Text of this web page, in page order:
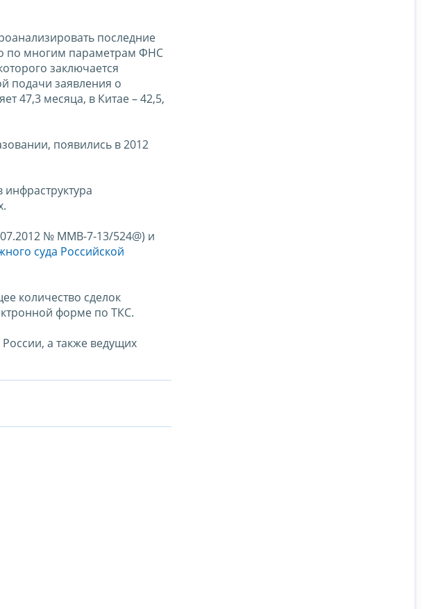
последние
по многим параметрам ФНС
заключается
подачи заявления о
47,3 месяца, в Китае – 42,5,
появились в 2012
№ ММВ-7-13/524@) и
суда Российской
количество сделок
форме по ТКС.
а также ведущих